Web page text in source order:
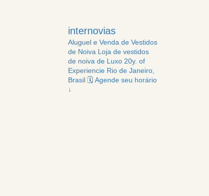
internovias
Aluguel e Venda de Vestidos
de NoivaLoja de vestidos
de noiva de Luxo20y. of
ExperiencieRio de Janeiro,
Brasil 🗓️ Agende seu horário
↓